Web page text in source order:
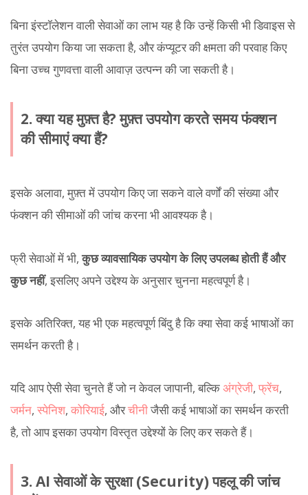
बिना इंस्टॉलेशन वाली सेवाओं का लाभ यह है कि उन्हें किसी भी डिवाइस से
तुरंत उपयोग किया जा सकता है, और कंप्यूटर की क्षमता की परवाह किए
बिना उच्च गुणवत्ता वाली आवाज़ उत्पन्न की जा सकती है।
2. क्या यह मुफ़्त है? मुफ़्त उपयोग करते समय फंक्शन
की सीमाएं क्या हैं?
इसके अलावा, मुफ़्त में उपयोग किए जा सकने वाले वर्णों की संख्या और
फंक्शन की सीमाओं की जांच करना भी आवश्यक है।
फ्री सेवाओं में भी,कुछ व्यावसायिक उपयोग के लिए उपलब्ध होती हैं और
कुछ नहीं, इसलिए अपने उद्देश्य के अनुसार चुनना महत्वपूर्ण है।
इसके अतिरिक्त, यह भी एक महत्वपूर्ण बिंदु है कि क्या सेवा कई भाषाओं का
समर्थन करती है।
यदि आप ऐसी सेवा चुनते हैं जो न केवल जापानी, बल्किअंग्रेजी, फ्रेंच,
जर्मन, स्पेनिश, कोरियाई, औरचीनीजैसी कई भाषाओं का समर्थन करती
है, तो आप इसका उपयोग विस्तृत उद्देश्यों के लिए कर सकते हैं।
3. AI सेवाओं के सुरक्षा (Security) पहलू की जांच